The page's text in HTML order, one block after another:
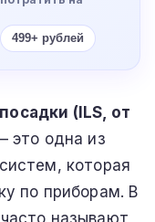
499+ рублей
(ILS, от
это одна из
которая
по приборам. В
называют